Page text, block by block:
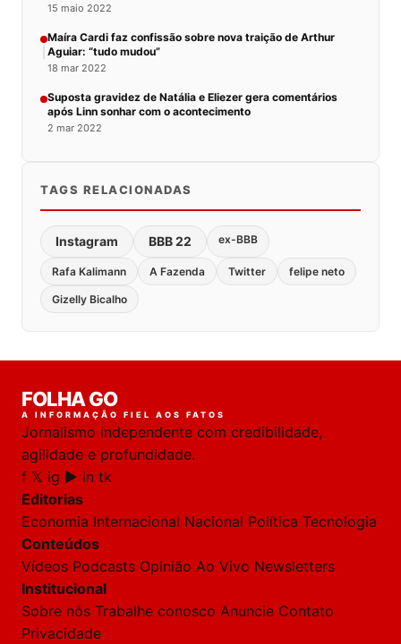
15 maio 2022
Maíra Cardi faz confissão sobre nova traição de Arthur
Aguiar: “tudo mudou”
18 mar 2022
Suposta gravidez de Natália e Eliezer gera comentários
após Linn sonhar com o acontecimento
2 mar 2022
TAGS RELACIONADAS
Instagram BBB 22 ex-BBB
Rafa Kalimann A Fazenda Twitter felipe neto
Gizelly Bicalho
FOLHA GO
A INFORMAÇÃO FIEL AOS FATOS
Jornalismo independente com credibilidade,
agilidade e profundidade.
f 𝕏 ig ▶ in tk
Editorias
Economia Internacional Nacional Política Tecnologia
Conteúdos
Vídeos Podcasts Opinião Ao Vivo Newsletters
Institucional
Sobre nós Trabalhe conosco Anuncie Contato
Privacidade